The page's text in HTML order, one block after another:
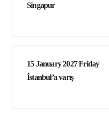
Singapur
15 January 2027 Friday
İstanbul’a varış